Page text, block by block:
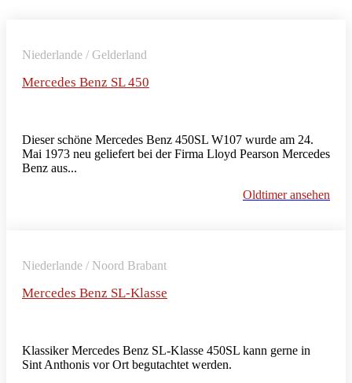
Niederlande / Gelderland
Mercedes Benz SL 450
Dieser schöne Mercedes Benz 450SL W107 wurde am 24.
Mai 1973 neu geliefert bei der Firma Lloyd Pearson Mercedes
Benz aus...
Oldtimer ansehen
Niederlande / Noord Brabant
Mercedes Benz SL-Klasse
Klassiker Mercedes Benz SL-Klasse 450SL kann gerne in
Sint Anthonis vor Ort begutachtet werden.